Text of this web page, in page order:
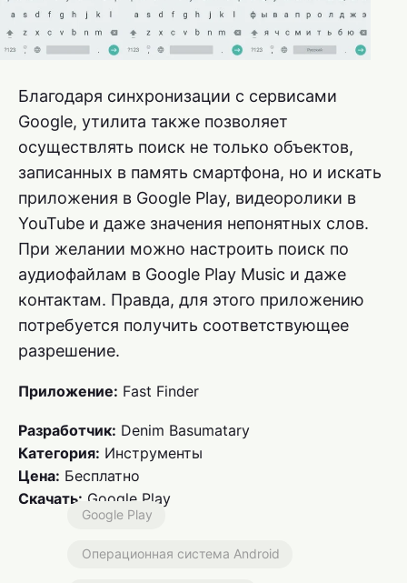
Благодаря синхронизации с сервисами
Google, утилита также позволяет
осуществлять поиск не только объектов,
записанных в память смартфона, но и искать
приложения в Google Play, видеоролики в
YouTube и даже значения непонятных слов.
При желании можно настроить поиск по
аудиофайлам в Google Play Music и даже
контактам. Правда, для этого приложению
потребуется получить соответствующее
разрешение.
Приложение: Fast Finder
Разработчик: Denim Basumatary
Категория: Инструменты
Цена: Бесплатно
Скачать: Google Play
Google Play
Операционная система Android